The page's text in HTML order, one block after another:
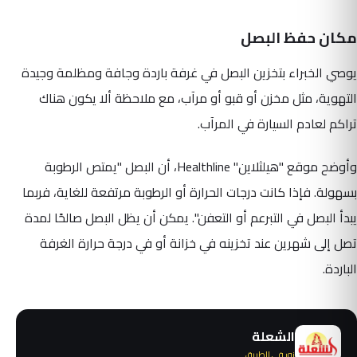
مكان حفظ البصل
يوصي الخبراء بتخزين البصل في غرفة باردة وجافة ومظلمة وجيدة
التهوية، مثل مخزن أو قبو أو مرآب، مع ملاحظة ألا يكون هناك
تراكم لعادم السيارة في المرآب.
وأوضح موقع "هيلثلاين" Healthline، أن البصل "يمتص الرطوبة
بسهولة. فإذا كانت درجات الحرارة أو الرطوبة مرتفعة للغاية، فربما
يبدأ البصل في التبرعم أو التعفن". يمكن أن يظل البصل صالحًا لمدة
تصل إلى شهرين عند تخزينه في خزانة أو في درجة حرارة الغرفة
الباردة.
الشعلة